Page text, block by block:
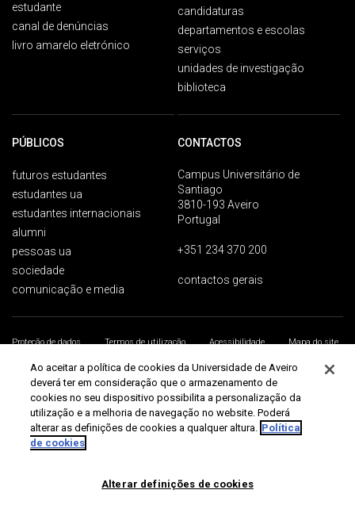
estudante
canal de denúncias
livro amarelo eletrónico
candidaturas
departamentos e escolas
serviços
unidades de investigação
biblioteca
PÚBLICOS
futuros estudantes
estudantes ua
estudantes internacionais
alumni
pessoas ua
sociedade
comunicação e media
CONTACTOS
Campus Universitário de
Santiago
3810-193 Aveiro
Portugal
+351 234 370 200
contactos gerais
Proteção de dados Termos de utilização Acessibilidade
Mapa do site
Universidade de Aveiro 2026
Ao aceitar a política de cookies da Universidade de Aveiro
deverá ter em consideração que o armazenamento de
cookies no seu dispositivo possibilita a personalização da
utilização e a melhoria de navegação no website. Poderá
alterar as definições de cookies a qualquer altura. Política
de cookies
Alterar definições de cookies